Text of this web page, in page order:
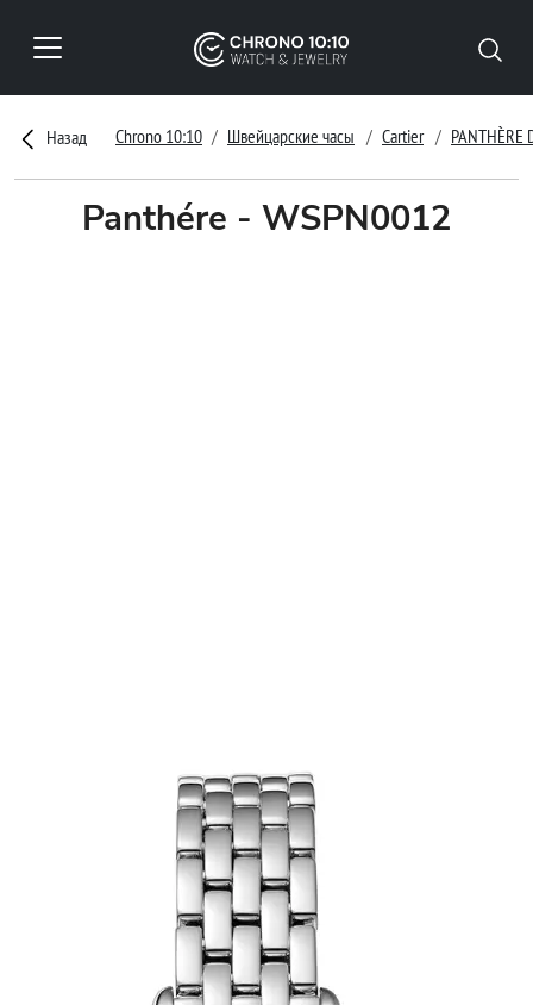
Назад Chrono 10:10 Швейцарские часы Cartier PANTHÈRE
Panthére - WSPN0012